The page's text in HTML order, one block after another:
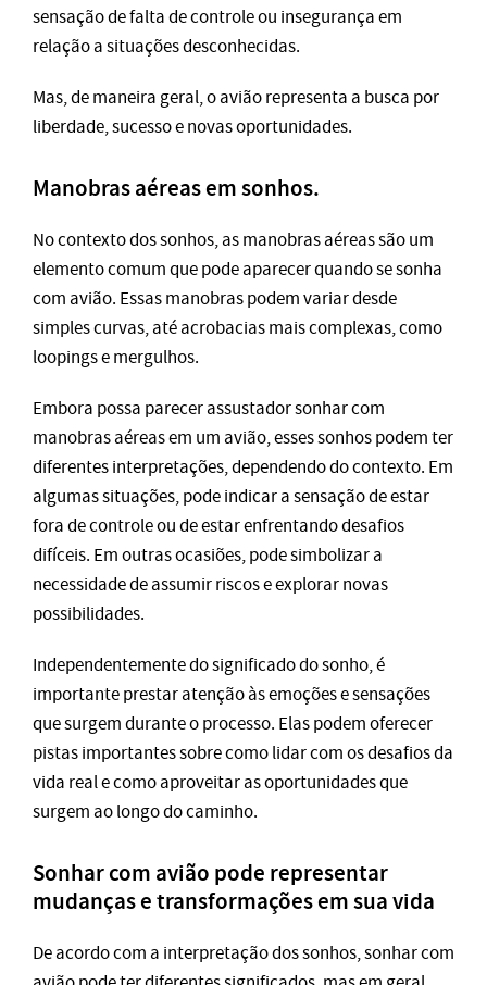
sensação de falta de controle ou insegurança em
relação a situações desconhecidas.
Mas, de maneira geral, o avião representa a busca por
liberdade, sucesso e novas oportunidades.
Manobras aéreas em sonhos.
No contexto dos sonhos, as manobras aéreas são um
elemento comum que pode aparecer quando se sonha
com avião. Essas manobras podem variar desde
simples curvas, até acrobacias mais complexas, como
loopings e mergulhos.
Embora possa parecer assustador sonhar com
manobras aéreas em um avião, esses sonhos podem ter
diferentes interpretações, dependendo do contexto. Em
algumas situações, pode indicar a sensação de estar
fora de controle ou de estar enfrentando desafios
difíceis. Em outras ocasiões, pode simbolizar a
necessidade de assumir riscos e explorar novas
possibilidades.
Independentemente do significado do sonho, é
importante prestar atenção às emoções e sensações
que surgem durante o processo. Elas podem oferecer
pistas importantes sobre como lidar com os desafios da
vida real e como aproveitar as oportunidades que
surgem ao longo do caminho.
Sonhar com avião pode representar
mudanças e transformações em sua vida
De acordo com a interpretação dos sonhos, sonhar com